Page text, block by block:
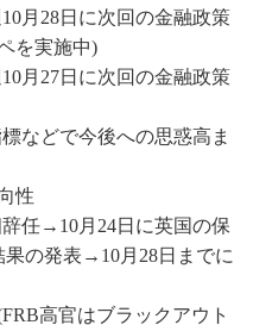
月28日に次回の金融政策
を実施中)
月27日に次回の金融政策
などで今後への思惑高ま
性
任→10月24日に英国の保
の発表→10月28日までに
高官はブラックアウト